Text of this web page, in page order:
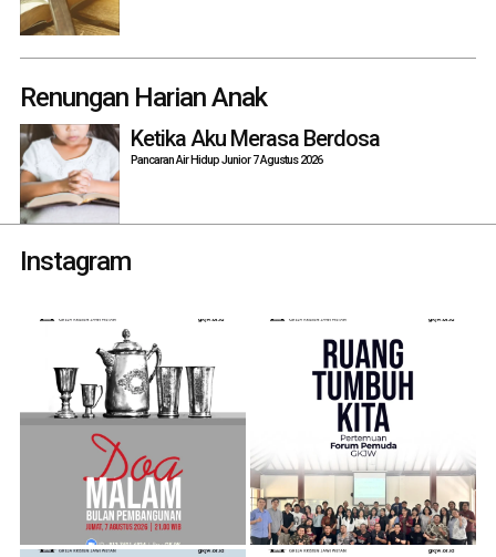
Renungan Harian Anak
Ketika Aku Merasa Berdosa
Pancaran Air Hidup Junior 7 Agustus 2026
Instagram